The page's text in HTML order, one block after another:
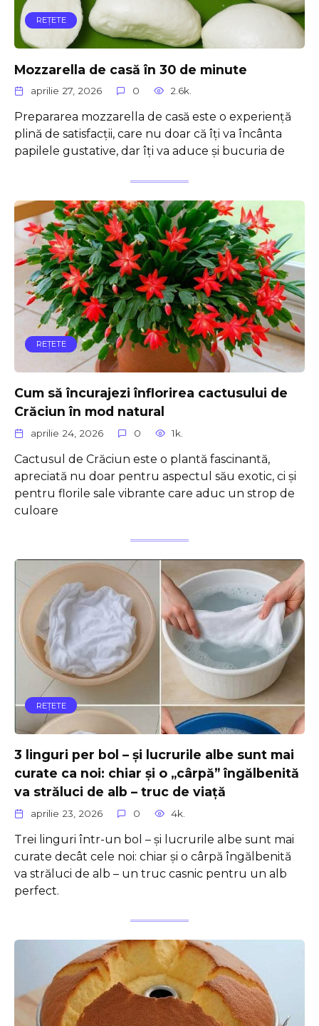
REŢETE
Mozzarella de casă în 30 de minute
aprilie 27, 2026 0 2.6k.
Prepararea mozzarella de casă este o experiență
plină de satisfacții, care nu doar că îți va încânta
papilele gustative, dar îți va aduce și bucuria de
REŢETE
Cum să încurajezi înflorirea cactusului de
Crăciun în mod natural
aprilie 24, 2026 0 1k.
Cactusul de Crăciun este o plantă fascinantă,
apreciată nu doar pentru aspectul său exotic, ci și
pentru florile sale vibrante care aduc un strop de
culoare
REŢETE
3 linguri per bol – și lucrurile albe sunt mai
curate ca noi: chiar și o „cârpă” îngălbenită
va străluci de alb – truc de viață
aprilie 23, 2026 0 4k.
Trei linguri într-un bol – și lucrurile albe sunt mai
curate decât cele noi: chiar și o cârpă îngălbenită
va străluci de alb – un truc casnic pentru un alb
perfect.